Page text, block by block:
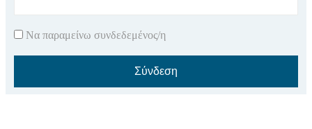
Να παραμείνω συνδεδεμένος/η
Σύνδεση